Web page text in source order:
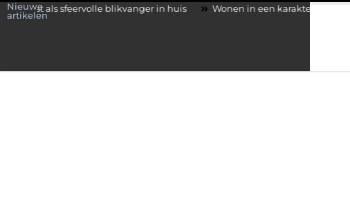
Nieuwe
artikelen
blikvanger in huis Wonen in een karakteristieke woning in